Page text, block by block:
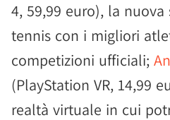
4, 59,99 euro), la
tennis con i migliori
competizioni ufficiali;
(PlayStation VR, 14,99
realtà virtuale in cui